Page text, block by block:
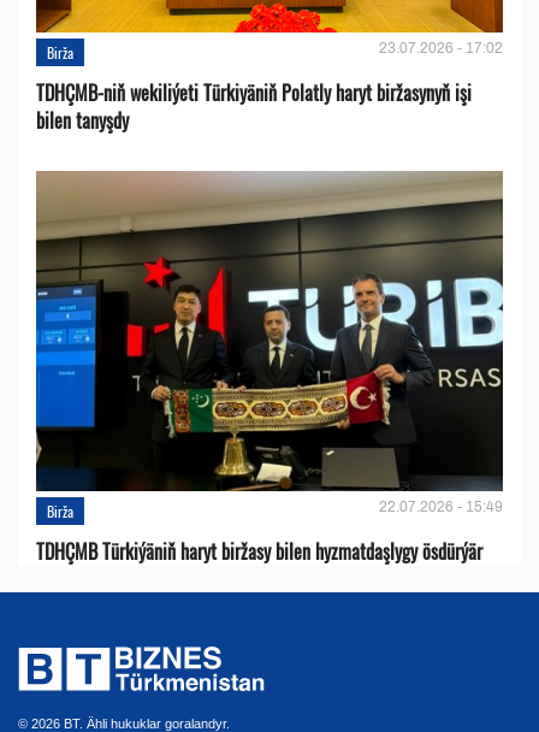
Birža 23.07.2026 - 17:02
TDHÇMB-niň wekiliýeti Türkiyäniň Polatly haryt biržasynyň işi
bilen tanyşdy
Birža 22.07.2026 - 15:49
TDHÇMB Türkiýäniň haryt biržasy bilen hyzmatdaşlygy ösdürýär
© 2026 BT. Ähli hukuklar goralandyr.